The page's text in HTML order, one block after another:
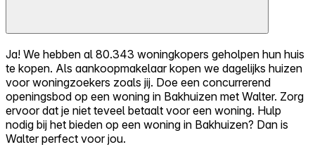
Ja! We hebben al 80.343 woningkopers geholpen hun huis
te kopen. Als aankoopmakelaar kopen we dagelijks huizen
voor woningzoekers zoals jij. Doe een concurrerend
openingsbod op een woning in Bakhuizen met Walter. Zorg
ervoor dat je niet teveel betaalt voor een woning. Hulp
nodig bij het bieden op een woning in Bakhuizen? Dan is
Walter perfect voor jou.